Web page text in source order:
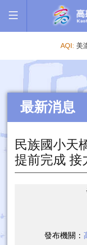
跳到主要內容區塊
AQI: 美
最新消息
民族國小天
提前完成 接
發布機關：